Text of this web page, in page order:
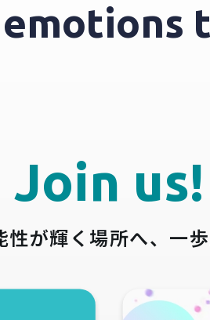
Join us!
が輝く場所へ、 一